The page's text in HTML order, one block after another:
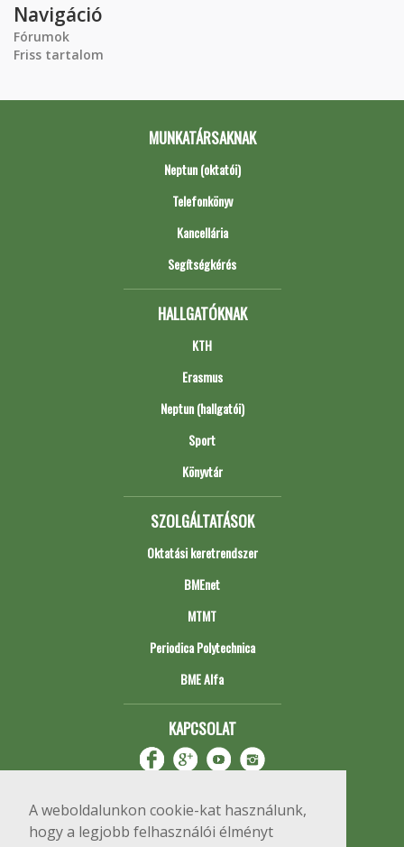
A weboldalunkon cookie-kat használunk,
hogy a legjobb felhasználói élményt
Navigáció
Fórumok
Friss tartalom
MUNKATÁRSAKNAK
Neptun (oktatói)
Telefonkönyv
Kancellária
Segítségkérés
HALLGATÓKNAK
KTH
Erasmus
Neptun (hallgatói)
Sport
Könyvtár
SZOLGÁLTATÁSOK
Oktatási keretrendszer
BMEnet
MTMT
Periodica Polytechnica
BME Alfa
KAPCSOLAT